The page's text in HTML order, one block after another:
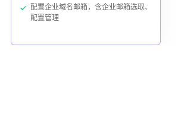
配置企业域名邮箱，含企业邮箱选取、
配置管理